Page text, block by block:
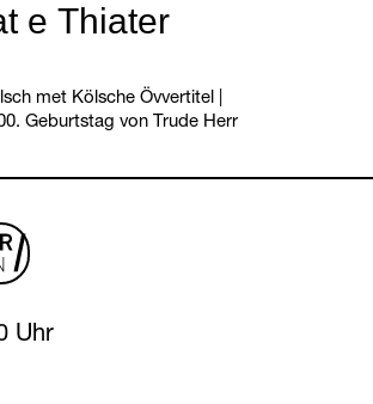
e Thiater
met Kölsche Övvertitel
Geburtstag von Trude Herr
7 February 2027
Uhr